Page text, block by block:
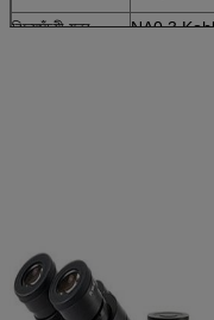
বিদ্যুত্সঁচয়ী যন্ত্র
NA0.3
10x-40x,
Dia.45 মিমি
প্রতিচ্ছবি প্রতিফলিত
আলোকসজ্জা সিস্টেম
- আইরিস